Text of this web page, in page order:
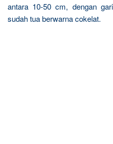
antara 10-50 cm, dengan
sudah tua berwarna cokelat.